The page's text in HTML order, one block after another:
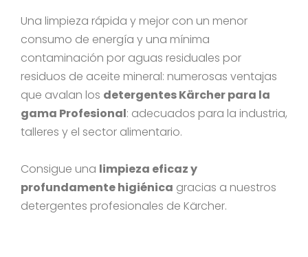
Una limpieza rápida y mejor con un menor
consumo de energía y una mínima
contaminación por aguas residuales por
residuos de aceite mineral: numerosas ventajas
que avalan los detergentes Kärcher para la
gama Profesional: adecuados para la industria,
talleres y el sector alimentario.
Consigue una limpieza eficaz y
profundamente higiénica gracias a nuestros
detergentes profesionales de Kärcher.